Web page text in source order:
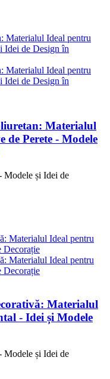
Materialul
Perete - Modele
Modele și Idei de
Materialul
- Idei și Modele
Modele și Idei de